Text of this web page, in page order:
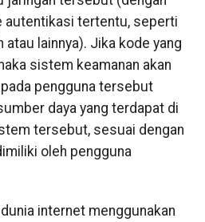
autentikasi tertentu, seperti
atau lainnya). Jika kode yang
sistem keamanan akan
pengguna tersebut
daya yang terdapat di
tersebut, sesuai dengan
oleh pengguna
internet menggunakan